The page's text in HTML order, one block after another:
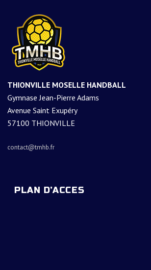
THIONVILLE MOSELLE HANDBALL
Gymnase Jean-Pierre Adams
Avenue Saint Exupéry
57100 THIONVILLE
contact@tmhb.fr
PLAN D’ACCES